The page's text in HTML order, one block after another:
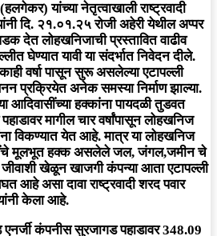
यांच्या नेतृत्वाखाली राष्ट्रवादी
दि. २१.०१.२५ रोजी अहेरी येथील अप्पर
देत लोहखनिजाची प्रस्तावित वाढीव
घेण्यात यावी या संदर्भात निवेदन दीले.
वर्षा पासून सुरू असलेल्या एटापल्ली
प्रक्रियेत अनेक समस्या निर्माण झाल्या.
हक्कांना पायदळी तुडवत
मागील चार वर्षांपासून लोहखनिज
विकण्यात येत आहे. मात्र या लोहखनिज
मूलभूत हक्क असलेले जल, जंगल,जमीन चे
खेळून खाजगी कंपन्या आता एटापल्ली
आहे असा दावा राष्ट्रवादी शरद पवार
केला आहे.
एनर्जी कंपनीस सुरजागड पहाडावर 348.09